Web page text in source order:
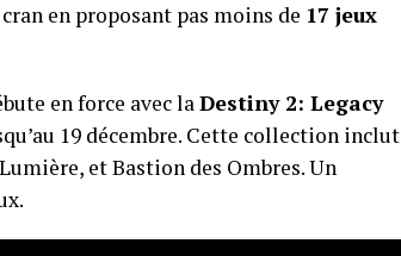
en proposant pas moins de 17 jeux
en force avec laDestiny 2: Legacy
19 décembre. Cette collection inclut
et Bastion des Ombres. Un